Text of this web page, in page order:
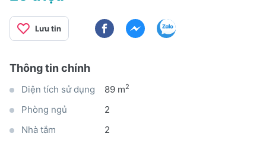
Lưu tin
Thông tin chính
Diện tích sử dụng 89 m2
Phòng ngủ
2
Nhà tắm
2